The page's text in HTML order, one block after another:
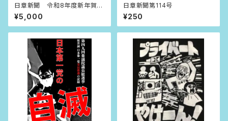
日章新聞 令和8年度新年賀詞
広告
¥5,000
日章新聞第114号
¥250